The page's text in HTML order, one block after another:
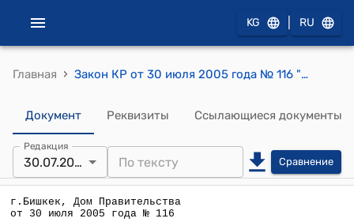
KG RU
Главная › Закон КР от 30 июля 2005 года № 116 "О внесении дополнений в Закон Кыргызской Республики "О пенсионном обеспечении военнослужащих"
Документ Реквизиты Ссылающиеся документы
Редакция
30.07.2005 Сравнение